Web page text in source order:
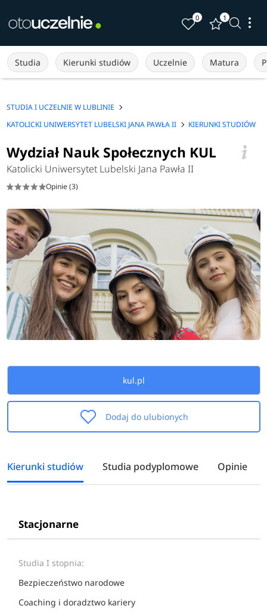
0 1
Studia Kierunki studiów Uczelnie Matura
STUDIA I UCZELNIE W LUBLINIE
KATOLICKI UNIWERSYTET LUBELSKI JANA PAWŁA II
KIERUNKI STUDIÓW
Wydział Nauk Społecznych KUL
Katolicki Uniwersytet Lubelski Jana Pawła II
Opinie (3)
kul.pl
Dodaj do ulubionych
Kierunki studiów Studia podyplomowe Opinie
Stacjonarne
Studia I stopnia:
Bezpieczeństwo narodowe
Coaching i doradztwo kariery